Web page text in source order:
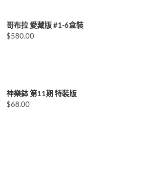
哥布拉 愛藏版 #1-6盒裝
$580.00
神樂鉢 第11期 特裝版
$68.00